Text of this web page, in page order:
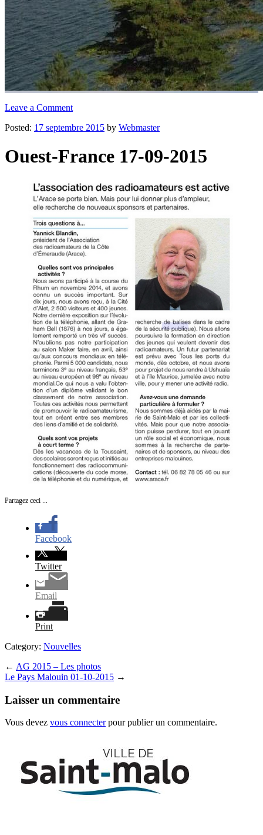
Leave a Comment
Posted: 17 septembre 2015 by Webmaster
Ouest-France 17-09-2015
Partagez ceci ...
Facebook
Twitter
Email
Print
Category: Nouvelles
← AG 2015 – Les photos
Le Pays Malouin 01-10-2015 →
Laisser un commentaire
Vous devez vous connecterpour publier un commentaire.